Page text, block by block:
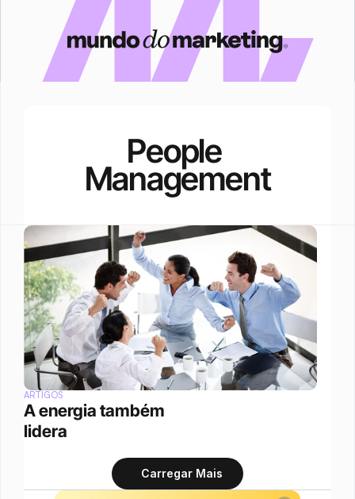
People
Management
ARTIGOS
A energia também
lidera
Carregar Mais